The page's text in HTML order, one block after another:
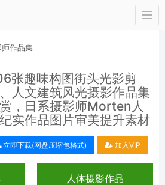
作品集
张趣味构图街头光影剪
人文建筑风光摄影作品集
，日系摄影师Morten人
实作品图片审美提升素材
立即下载(网盘压缩包格式) 加入VIP
人体摄影作品